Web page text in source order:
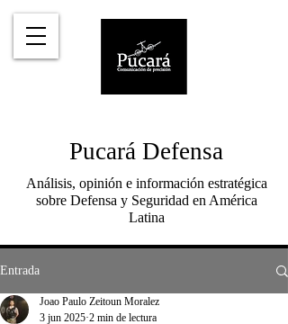
Pucará Defensa
Análisis, opinión e información estratégica
sobre Defensa y Seguridad en América
Latina
Entrada
Joao Paulo Zeitoun Moralez
3 jun 2025 2 min de lectura